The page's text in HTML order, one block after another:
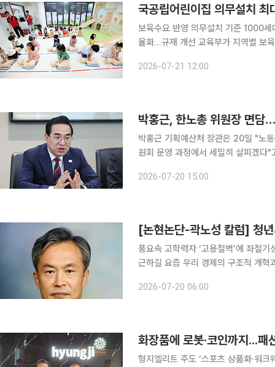
국공립어린이집 의무설치
보육수요 반영 의무설치 기준 1000세
율화…규재 개선 교육부가 지역별 보육 수요를 반영해 국공립어린이집 의무설치 기준을 최대 1000
가 집중되는 지역에서는 영아반 운영
2026-07-21 12:00
박홍근, 한노총 위원장 면담
박홍근 기획예산처 장관은 20일 "노
원회 운영 과정에서 세밀히 살피겠다"고 말했다. 박 장관은 이날 한국노동조
등 노동시장 격차와 고용 불안정성
2026-07-20 15:00
[논현논단-곽노성 칼럼] 청
풍요속 고학력자 ‘고용절벽’에 좌절
근하길 요즘 우리 경제의 구조적 개혁과제 중 하나로 ‘절망’에 빠져있는 청년세대에 대한 대책을 들
어둡게 하고 있다. 이들은 이
2026-07-20 06:00
화장품에 로봇·코인까지...패
형지엘리트 주도 ‘스포츠 상품화·워